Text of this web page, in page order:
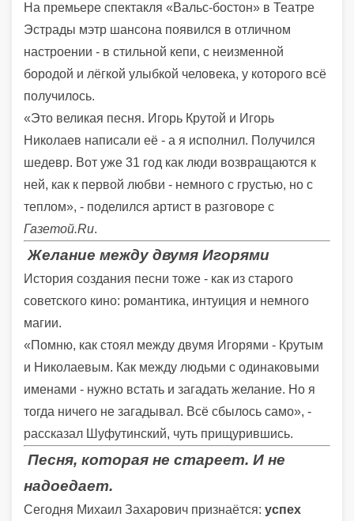
На премьере спектакля «Вальс-бостон» в Театре
Эстрады мэтр шансона появился в отличном
настроении - в стильной кепи, с неизменной
бородой и лёгкой улыбкой человека, у которого всё
получилось.
«Это великая песня. Игорь Крутой и Игорь
Николаев написали её - а я исполнил. Получился
шедевр. Вот уже 31 год как люди возвращаются к
ней, как к первой любви - немного с грустью, но с
теплом», - поделился артист в разговоре с
Газетой.Ru.
Желание между двумя Игорями
История создания песни тоже - как из старого
советского кино: романтика, интуиция и немного
магии.
«Помню, как стоял между двумя Игорями - Крутым
и Николаевым. Как между людьми с одинаковыми
именами - нужно встать и загадать желание. Но я
тогда ничего не загадывал. Всё сбылось само», -
рассказал Шуфутинский, чуть прищурившись.
Песня, которая не стареет. И не
надоедает.
Сегодня Михаил Захарович признаётся: успех